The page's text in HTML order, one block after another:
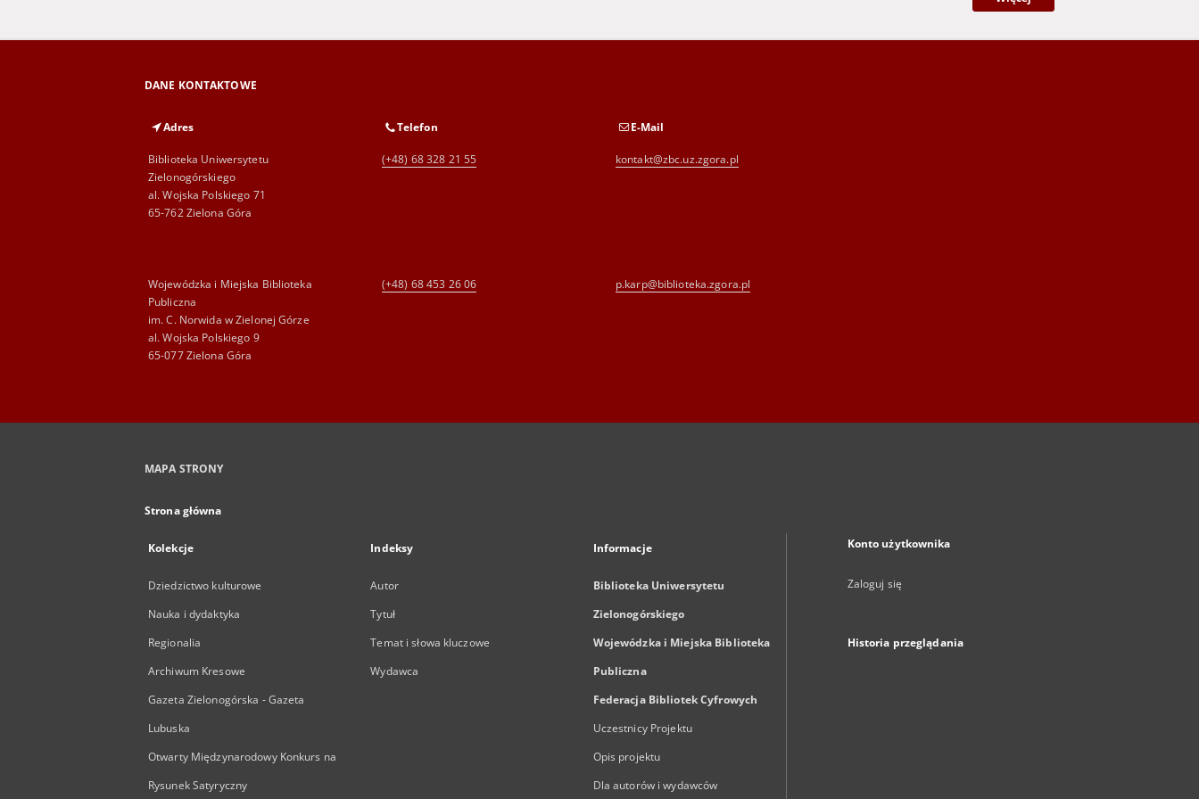
DANE KONTAKTOWE
Adres
Biblioteka Uniwersytetu
Zielonogórskiego
al. Wojska Polskiego 71
65-762 Zielona Góra
Telefon
(+48) 68 328 21 55
E-Mail
kontakt@zbc.uz.zgora.pl
Wojewódzka i Miejska Biblioteka
Publiczna
im. C. Norwida w Zielonej Górze
al. Wojska Polskiego 9
65-077 Zielona Góra
(+48) 68 453 26 06 p.karp@biblioteka.zgora.pl
MAPA STRONY
Strona główna
Kolekcje
Dziedzictwo kulturowe
Nauka i dydaktyka
Regionalia
Archiwum Kresowe
Gazeta Zielonogórska - Gazeta
Lubuska
Otwarty Międzynarodowy Konkurs na
Rysunek Satyryczny
Indeksy
Autor
Tytuł
Temat i słowa kluczowe
Wydawca
Informacje
Biblioteka Uniwersytetu
Zielonogórskiego
Wojewódzka i Miejska Biblioteka
Publiczna
Federacja Bibliotek Cyfrowych
Uczestnicy Projektu
Opis projektu
Dla autorów i wydawców
Konto użytkownika
Zaloguj się
Historia przeglądania